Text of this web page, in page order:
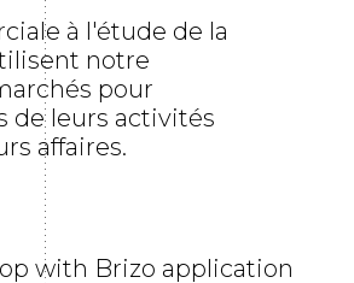
à l'étude de la
notre
pour
de leurs activités
affaires.